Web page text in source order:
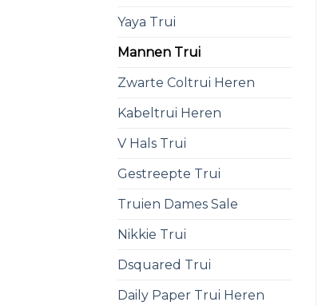
Yaya Trui
Mannen Trui
Zwarte Coltrui Heren
Kabeltrui Heren
V Hals Trui
Gestreepte Trui
Truien Dames Sale
Nikkie Trui
Dsquared Trui
Daily Paper Trui Heren